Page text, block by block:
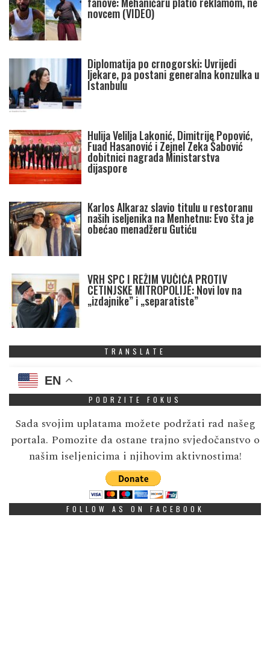
novcem (VIDEO)
Diplomatija po crnogorski: Uvrijedi
ljekare, pa postani generalna konzulka u
Istanbulu
Hulija Velilja Lakonić, Dimitrije Popović,
Fuad Hasanović i Zejnel Zeka Šabović
dobitnici nagrada Ministarstva
dijaspore
Karlos Alkaraz slavio titulu u restoranu
naših iseljenika na Menhetnu: Evo šta je
obećao menadžeru Gutiću
VRH SPC I REŽIM VUČIĆA PROTIV
CETINJSKE MITROPOLIJE: Novi lov na
„izdajnike” i „separatiste”
TRANSLATE
EN
PODRZITE FOKUS
Sada svojim uplatama možete podržati rad našeg
portala. Pomozite da ostane trajno svjedočanstvo o
našim iseljenicima i njihovim aktivnostima!
FOLLOW AS ON FACEBOOK